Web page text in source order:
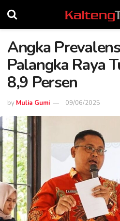
Angka
Palangka Raya
8,9 Persen
by Mulia Gumi 09/06/2025